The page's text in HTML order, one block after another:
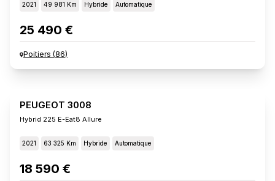
2021 49 981 Km Hybride Automatique
25 490 €
Poitiers (86)
PEUGEOT 3008
Hybrid 225 E-Eat8 Allure
2021 63 325 Km Hybride Automatique
18 590 €